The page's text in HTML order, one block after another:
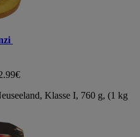
Klasse I, 760 g, (1 kg